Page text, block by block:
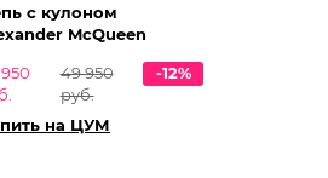
с кулоном
McQueen
49 950
руб.
-12%
на ЦУМ